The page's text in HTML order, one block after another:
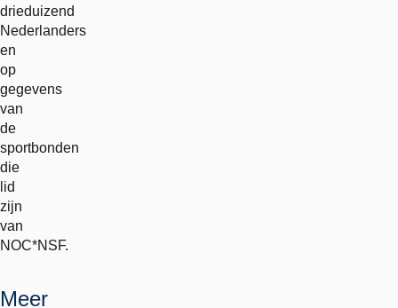
drieduizend
Nederlanders
en
op
gegevens
van
de
sportbonden
die
lid
zijn
van
NOC*NSF.
Meer